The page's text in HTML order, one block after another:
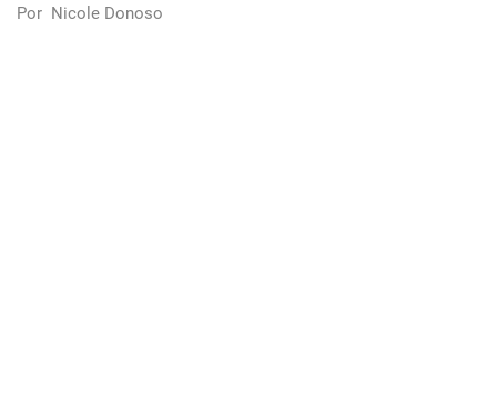
Por Nicole Donoso